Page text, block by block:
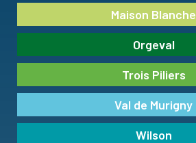
Maison Blanche
Orgeval
Trois Piliers
Val de Murigny
Wilson